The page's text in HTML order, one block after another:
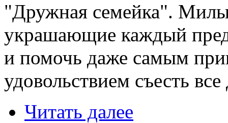
"Дружная семейка".
украшающие каждый
и помочь даже самым
удовольствием съесть
Читать далее